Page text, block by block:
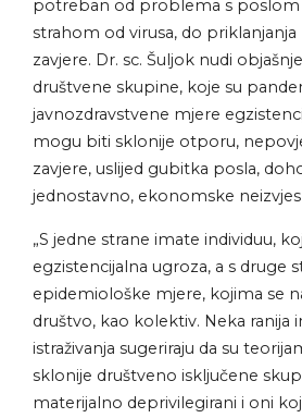
potreban od problema s poslom
strahom od virusa, do
zavjere. Dr. sc. Šuljok nudi
društvene skupine, koje su
javnozdravstvene mjere
mogu biti sklonije otporu,
zavjere, uslijed gubitka posla,
jednostavno, ekonomske
„S jedne strane imate individuu,
egzistencijalna ugroza, a s druge
epidemiološke mjere, kojima se
društvo, kao kolektiv. Neka ranija
istraživanja sugeriraju da su
sklonije društveno isključene
materijalno deprivilegirani i oni